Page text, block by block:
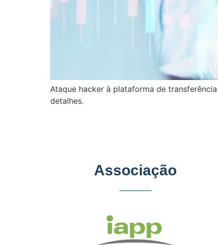
Ataque hacker à plataforma de
detalhes.
Associação